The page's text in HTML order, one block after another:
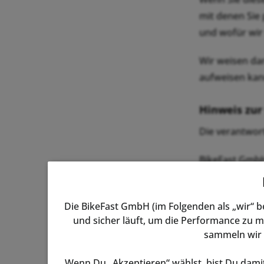
mit denen
und wofür wir
Wir weisen
aufweisen
Hinweis
Die
BikeFast
Telefon:
E-Mail:
Die BikeFast GmbH (im Folgenden als
und sicher läuft, um die Performance zu
sammeln wir